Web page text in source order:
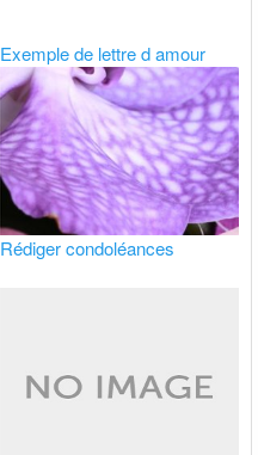
Exemple de lettre d amour
Rédiger condoléances